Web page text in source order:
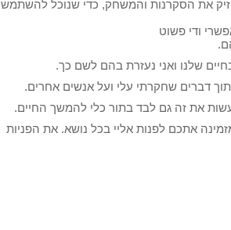
את הסקרנות והמשחק, כדי שנוכל להשתמש
ודי פשוט
דברים שחקרתי עלי ועל אנשים אחרים.
את זה גם לבד בתור כלי להמשך החיים.
אתכם לפנות אליי בכל נושא. את הפניות